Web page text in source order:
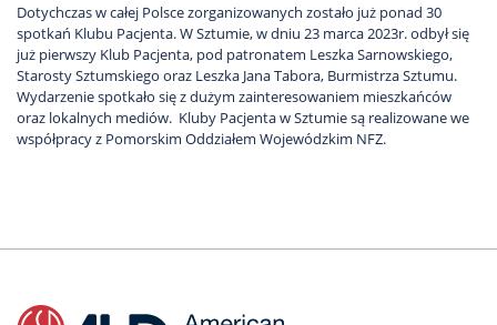
Dotychczas w całej Polsce zorganizowanych zostało już ponad 30
spotkań Klubu Pacjenta. W Sztumie, w dniu 23 marca 2023r. odbył się
już pierwszy Klub Pacjenta, pod patronatem Leszka Sarnowskiego,
Starosty Sztumskiego oraz Leszka Jana Tabora, Burmistrza Sztumu.
Wydarzenie spotkało się z dużym zainteresowaniem mieszkańców
oraz lokalnych mediów. Kluby Pacjenta w Sztumie są realizowane we
współpracy z Pomorskim Oddziałem Wojewódzkim NFZ.